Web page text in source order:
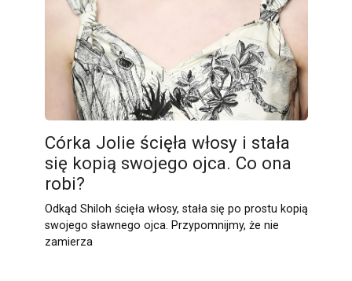
Córka Jolie ścięła włosy i stała
się kopią swojego ojca. Co ona
robi?
Odkąd Shiloh ścięła włosy, stała się po prostu kopią
swojego sławnego ojca. Przypomnijmy, że nie
zamierza